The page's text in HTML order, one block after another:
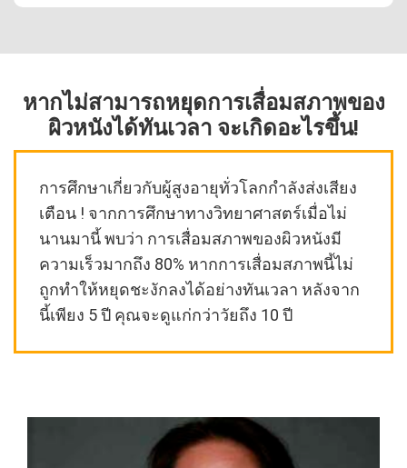
หากไม่สามารถหยุดการเสื่อมสภาพของ
ผิวหนังได้ทันเวลา จะเกิดอะไรขึ้น!
การศึกษาเกี่ยวกับผู้สูงอายุทั่วโลกกำลังส่งเสียง
เตือน ! จากการศึกษาทางวิทยาศาสตร์เมื่อไม่
นานมานี้ พบว่า การเสื่อมสภาพของผิวหนังมี
ความเร็วมากถึง 80% หากการเสื่อมสภาพนี้ไม่
ถูกทำให้หยุดชะงักลงได้อย่างทันเวลา หลังจาก
นี้เพียง 5 ปี คุณจะดูแก่กว่าวัยถึง 10 ปี